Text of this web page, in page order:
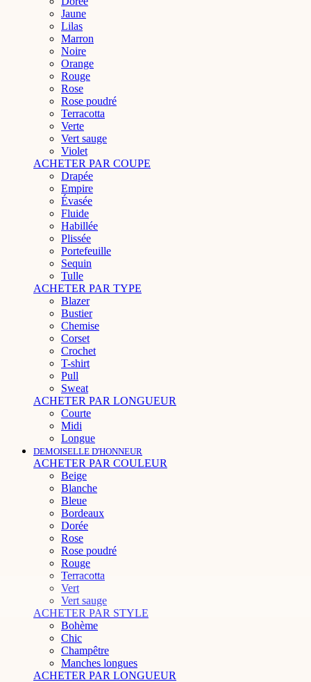
Jaune
Lilas
Marron
Noire
Orange
Rouge
Rose
Rose poudré
Terracotta
Verte
Vert sauge
Violet
ACHETER PAR COUPE
Drapée
Empire
Évasée
Fluide
Habillée
Plissée
Portefeuille
Sequin
Tulle
ACHETER PAR TYPE
Blazer
Bustier
Chemise
Corset
Crochet
T-shirt
Pull
Sweat
ACHETER PAR LONGUEUR
Courte
Midi
Longue
DEMOISELLE D'HONNEUR
ACHETER PAR COULEUR
Beige
Blanche
Bleue
Bordeaux
Dorée
Rose
Rose poudré
Rouge
Terracotta
Vert
Vert sauge
ACHETER PAR STYLE
Bohème
Chic
Champêtre
Manches longues
ACHETER PAR LONGUEUR